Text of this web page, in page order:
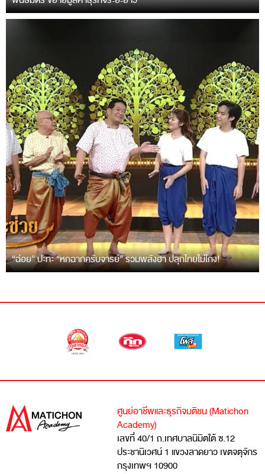
“ฉ่อย” ปะทะ “หกฉากครับจารย์” รวมพลังฮา ปลุกไทยไม่โกง!
ศูนย์อาชีพและธุรกิจมติชน (Matichon
Academy)
เลขที่ 40/1 ถ.เทศบาลนิมิตใต้ ซ.12
ประชานิเวศน์ 1 แขวงลาดยาว เขตจตุจักร
กรุงเทพฯ 10900